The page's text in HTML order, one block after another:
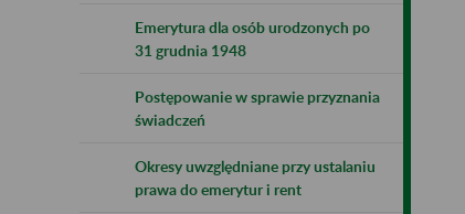
Emerytura dla osób urodzonych po
31 grudnia 1948
Postępowanie w sprawie przyznania
świadczeń
Okresy uwzględniane przy ustalaniu
prawa do emerytur i rent